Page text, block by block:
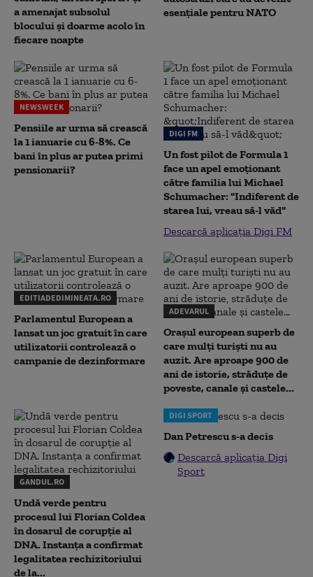
a amenajat subsolul
blocului și doarme acolo în
fiecare noapte
esențiale pentru NATO
NEWSWEEK
Pensiile ar urma să crească
la 1 ianuarie cu 6-8%. Ce
bani în plus ar putea primi
pensionarii?
DIGI FM
Un fost pilot de Formula 1
face un apel emoționant
către familia lui Michael
Schumacher: "Indiferent de
starea lui, vreau să-l văd"
Descarcă aplicația Digi FM
EDITIADEDIMINEATA.RO
Parlamentul European a
lansat un joc gratuit în care
utilizatorii controlează o
campanie de dezinformare
ADEVARUL
Orașul european superb de
care mulți turiști nu au
auzit. Are aproape 900 de
ani de istorie, străduțe de
poveste, canale și castele...
GANDUL.RO
Undă verde pentru
procesul lui Florian Coldea
în dosarul de corupție al
DNA. Instanța a confirmat
legalitatea rechizitoriului
de la...
DIGI SPORT
Dan Petrescu s-a decis
Descarcă aplicația Digi
Sport